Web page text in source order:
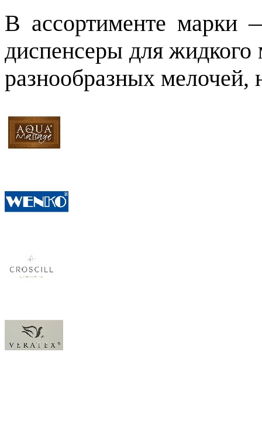
В ассортименте марки
диспенсеры для
разнообразных мелочей,